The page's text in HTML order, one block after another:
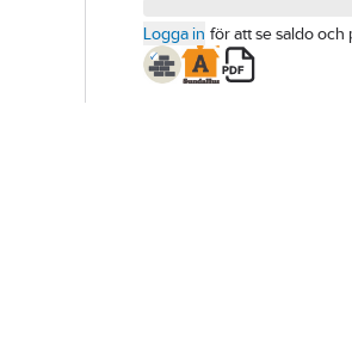
Logga in för att se saldo och